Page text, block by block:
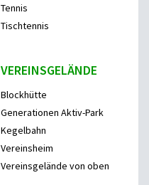
Tennis
Tischtennis
VEREINSGELÄNDE
Blockhütte
Generationen Aktiv-Park
Kegelbahn
Vereinsheim
Vereinsgelände von oben